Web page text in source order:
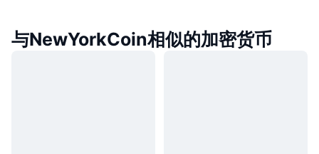
与NewYorkCoin相似的加密货币